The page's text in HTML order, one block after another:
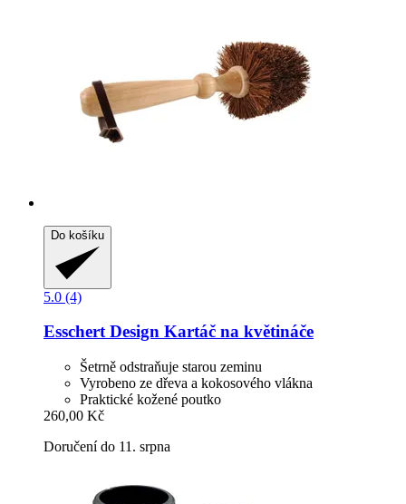
Do košíku
5.0 (4)
Esschert Design Kartáč na květináče
Šetrně odstraňuje starou zeminu
Vyrobeno ze dřeva a kokosového vlákna
Praktické kožené poutko
260,00 Kč
Doručení do 11. srpna